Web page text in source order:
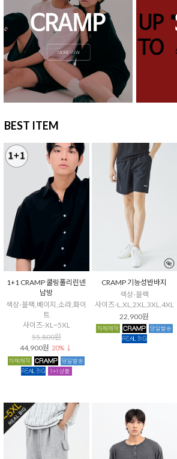
BEST ITEM
1+1 CRAMP 쿨링폴리린넨
남방
색상-블랙,베이지,소라,화이
트
사이즈-XL~5XL
55,800원
44,900원 20% ↓
CRAMP 기능성반바지
색상-블랙
사이즈-L,XL,2XL,3XL,4XL
22,900원